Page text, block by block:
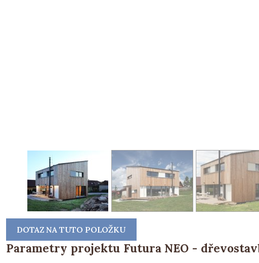
DOTAZ NA TUTO POLOŽKU
Parametry projektu Futura NEO -